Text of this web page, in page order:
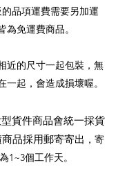
品項運費需要另加運
為免運費商品。
近的尺寸一起包裝，無
一起，會造成損壞喔。
貨件商品會統一採貨
品採用郵寄寄出 ，寄
1~3個工作天。